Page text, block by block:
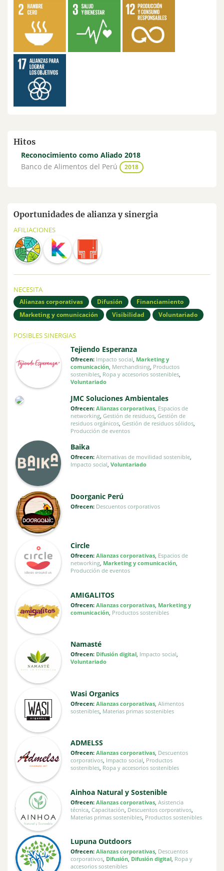
Hitos
Reconocimiento como Aliado 2018
Banco de Alimentos del Perú
2018
Oportunidades de alianza y sinergia
AFILIACIONES
NECESITA
Alianzas corporativas Difusión
Financiamiento
Marketing y comunicación
Visibilidad Voluntariado
POSIBLES SINERGIAS
Tejiendo Esperanza
Ofrecen: Impacto social Marketing y
comunicación, Merchandising, Productos
sostenibles, Ropa y accesorios sostenibles,
Voluntariado
JMC Soluciones Ambientales
Ofrecen: Alianzas corporativas, Espacios de
networking, Gestión de residuos, Gestión de
residuos orgánicos, Gestión de residuos sólidos,
Producción de eventos
Baika
Ofrecen: Alternativas de movilidad sostenible,
Impacto social, Voluntariado
Doorganic Perú
Ofrecen: Descuentos corporativos
Circle
Ofrecen: Alianzas corporativas, Espacios de
networking, Marketing y comunicación,
Producción de eventos
AMIGALITOS
Ofrecen: Alianzas corporativas, Marketing y
comunicación, Productos sostenibles
Namasté
Ofrecen: Difusión digital, Impacto social,
Voluntariado
Wasi Organics
Ofrecen: Alianzas corporativas, Alimentos
sostenibles, Materias primas sostenibles
ADMELSS
Ofrecen: Alianzas corporativas, Descuentos
corporativos, Impacto social, Productos
sostenibles, Ropa y accesorios sostenibles
Ainhoa Natural y Sostenible
Ofrecen: Alianzas corporativas, Asistencia
técnica, Capacitación Descuentos corporativos,
Materias primas sostenibles, Productos sostenibles
Lupuna Outdoors
Ofrecen: Alianzas corporativas, Descuentos
corporativos, Difusión, Difusión digital, Ropa y
accesorios sostenibles